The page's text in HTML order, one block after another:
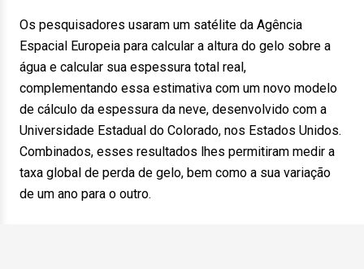
Os pesquisadores usaram um satélite da Agência
Espacial Europeia para calcular a altura do gelo sobre a
água e calcular sua espessura total real,
complementando essa estimativa com um novo modelo
de cálculo da espessura da neve, desenvolvido com a
Universidade Estadual do Colorado, nos Estados Unidos.
Combinados, esses resultados lhes permitiram medir a
taxa global de perda de gelo, bem como a sua variação
de um ano para o outro.